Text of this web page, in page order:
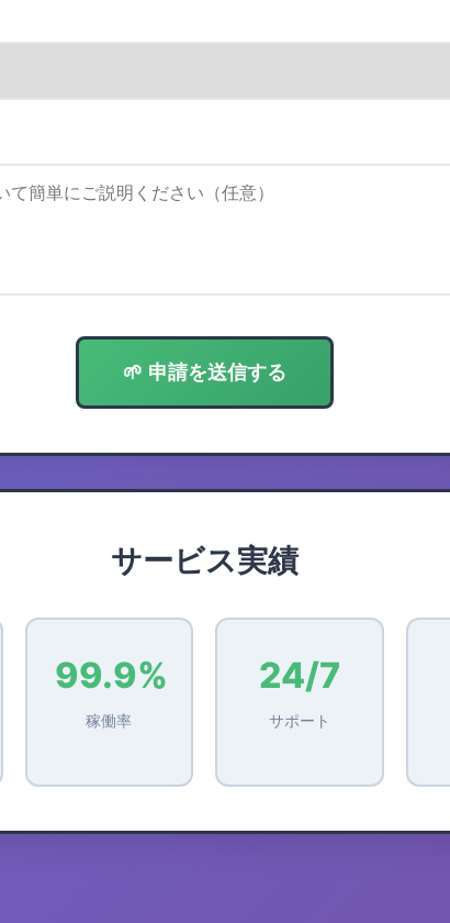
🌱 申請を送信する
サービス実績
99.9%
稼働率
24/7
サポート